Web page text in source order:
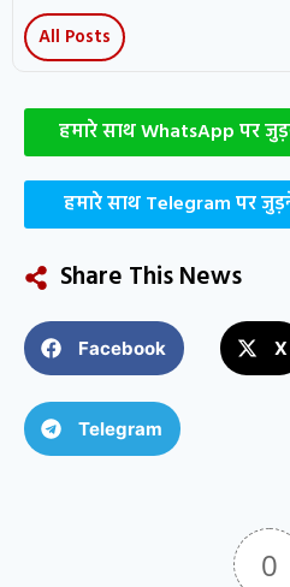
All Posts
हमारे साथ WhatsApp पर
हमारे साथ Telegram पर
Share This News
Facebook X
Telegram
0